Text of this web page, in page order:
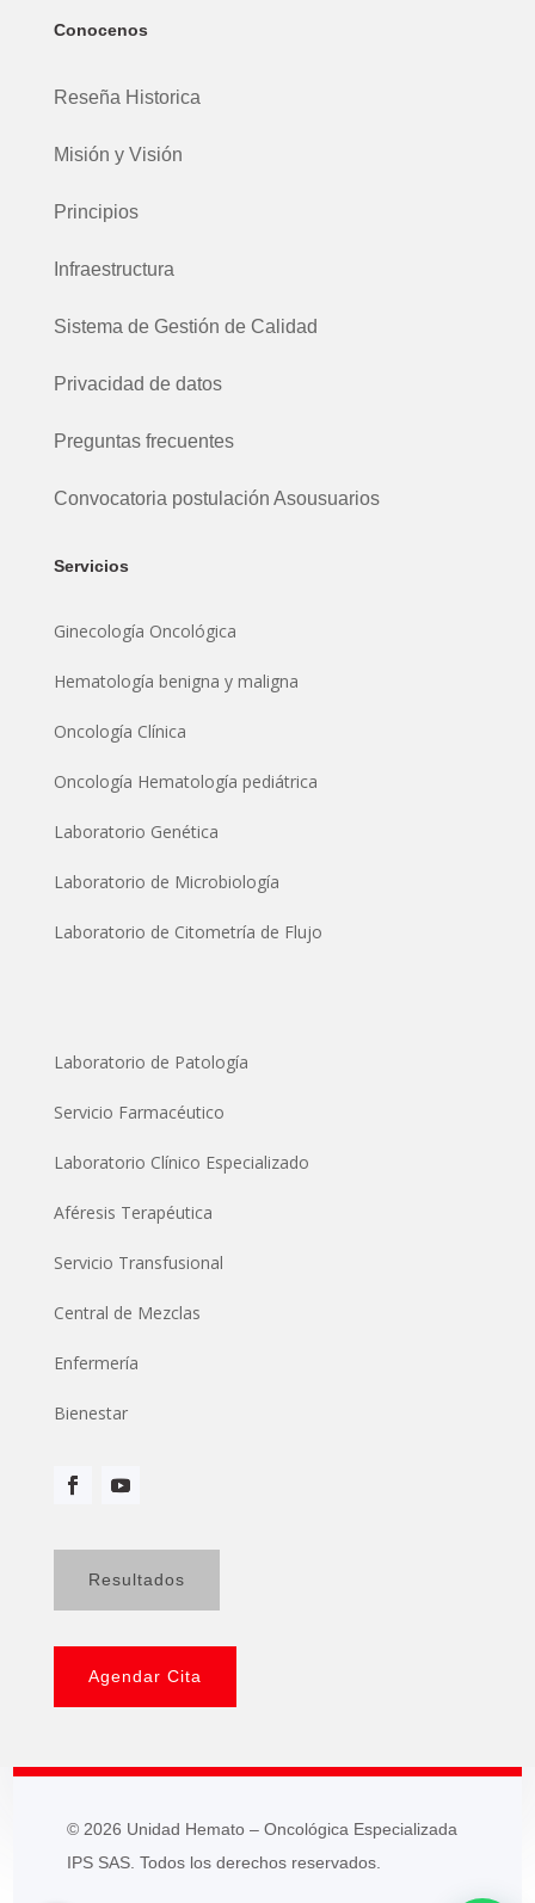
Conocenos
Reseña Historica
Misión y Visión
Principios
Infraestructura
Sistema de Gestión de Calidad
Privacidad de datos
Preguntas frecuentes
Convocatoria postulación Asousuarios
Servicios
Ginecología Oncológica
Hematología benigna y maligna
Oncología Clínica
Oncología Hematología pediátrica
Laboratorio Genética
Laboratorio de Microbiología
Laboratorio de Citometría de Flujo
Laboratorio de Patología
Servicio Farmacéutico
Laboratorio Clínico Especializado
Aféresis Terapéutica
Servicio Transfusional
Central de Mezclas
Enfermería
Bienestar
Resultados
Agendar Cita
© 2026 Unidad Hemato – Oncológica Especializada
IPS SAS. Todos los derechos reservados.